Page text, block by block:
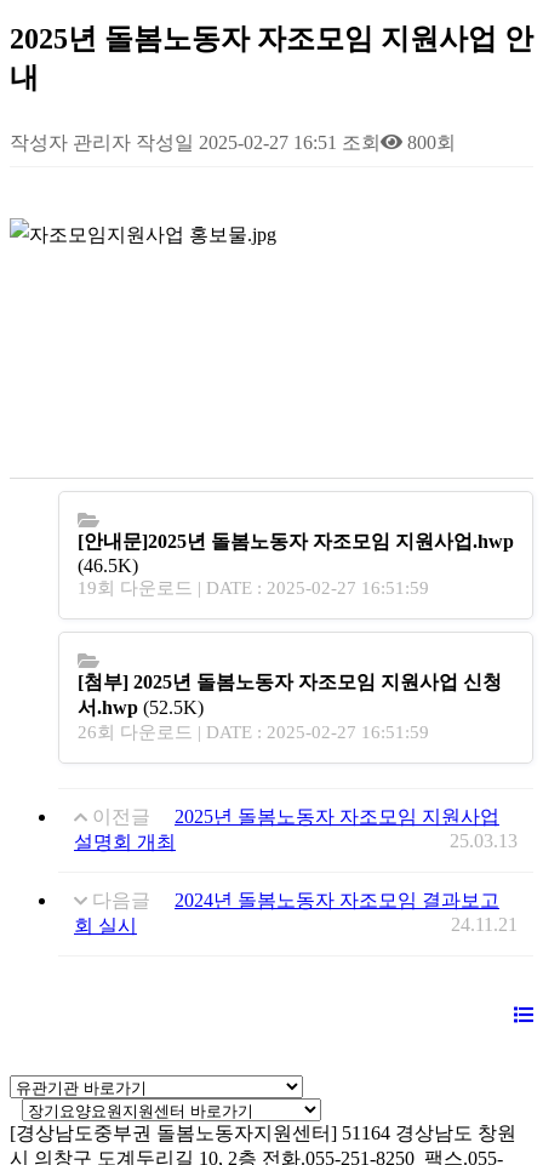
2025년 돌봄노동자 자조모임 지원사업 안
내
작성자 관리자 작성일 2025-02-27 16:51 조회 800회
[안내문]2025년 돌봄노동자 자조모임 지원사업.hwp
(46.5K)
19회 다운로드 | DATE : 2025-02-27 16:51:59
[첨부] 2025년 돌봄노동자 자조모임 지원사업 신청
서.hwp (52.5K)
26회 다운로드 | DATE : 2025-02-27 16:51:59
이전글
2025년 돌봄노동자 자조모임 지원사업
설명회 개최
25.03.13
다음글
2024년 돌봄노동자 자조모임 결과보고
회 실시
24.11.21
[경상남도중부권 돌봄노동자지원센터] 51164 경상남도 창원
시 의창구 도계두리길 10, 2층 전화.055-251-8250 팩스.055-